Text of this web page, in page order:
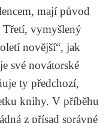
mají původ
Třetí, vymyšlený
novější“, jak
své novátorské
ty předchozí,
knihy. V příběhu
z přísad správné